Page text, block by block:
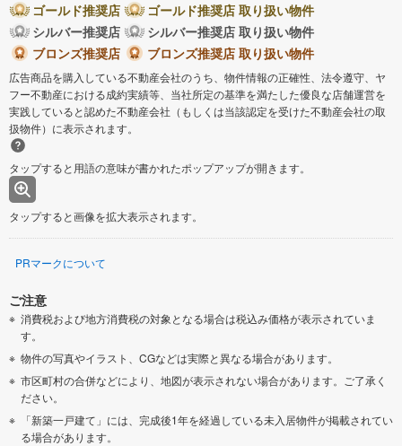
ゴールド推奨店
ゴールド推奨店 取り扱い物件
シルバー推奨店
シルバー推奨店 取り扱い物件
ブロンズ推奨店
ブロンズ推奨店 取り扱い物件
広告商品を購入している不動産会社のうち、物件情報の正確性、法令遵守、ヤ
フー不動産における成約実績等、当社所定の基準を満たした優良な店舗運営を
実践していると認めた不動産会社（もしくは当該認定を受けた不動産会社の取
扱物件）に表示されます。
タップすると用語の意味が書かれたポップアップが開きます。
タップすると画像を拡大表示されます。
PRマークについて
ご注意
消費税および地方消費税の対象となる場合は税込み価格が表示されていま
す。
物件の写真やイラスト、CGなどは実際と異なる場合があります。
市区町村の合併などにより、地図が表示されない場合があります。ご了承く
ださい。
「新築一戸建て」には、完成後1年を経過している未入居物件が掲載されてい
る場合があります。